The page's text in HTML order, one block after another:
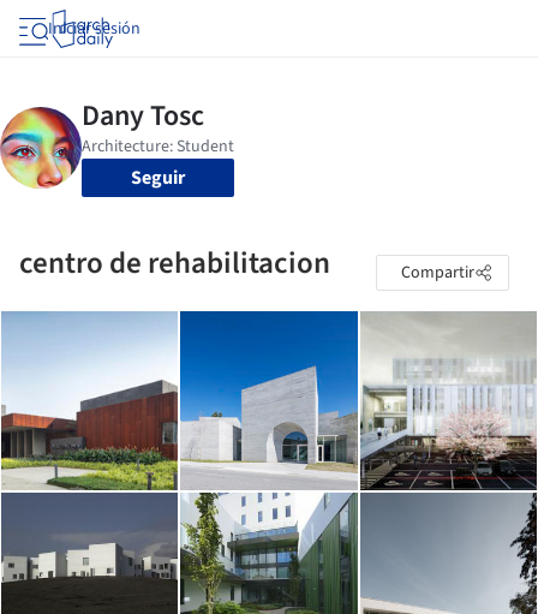
Iniciar sesión
Seguir
centro de rehabilitacion Compartir